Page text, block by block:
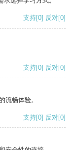
支持[0] 反对[0]
支持[0] 反对[0]
流畅体验。
支持[0] 反对[0]